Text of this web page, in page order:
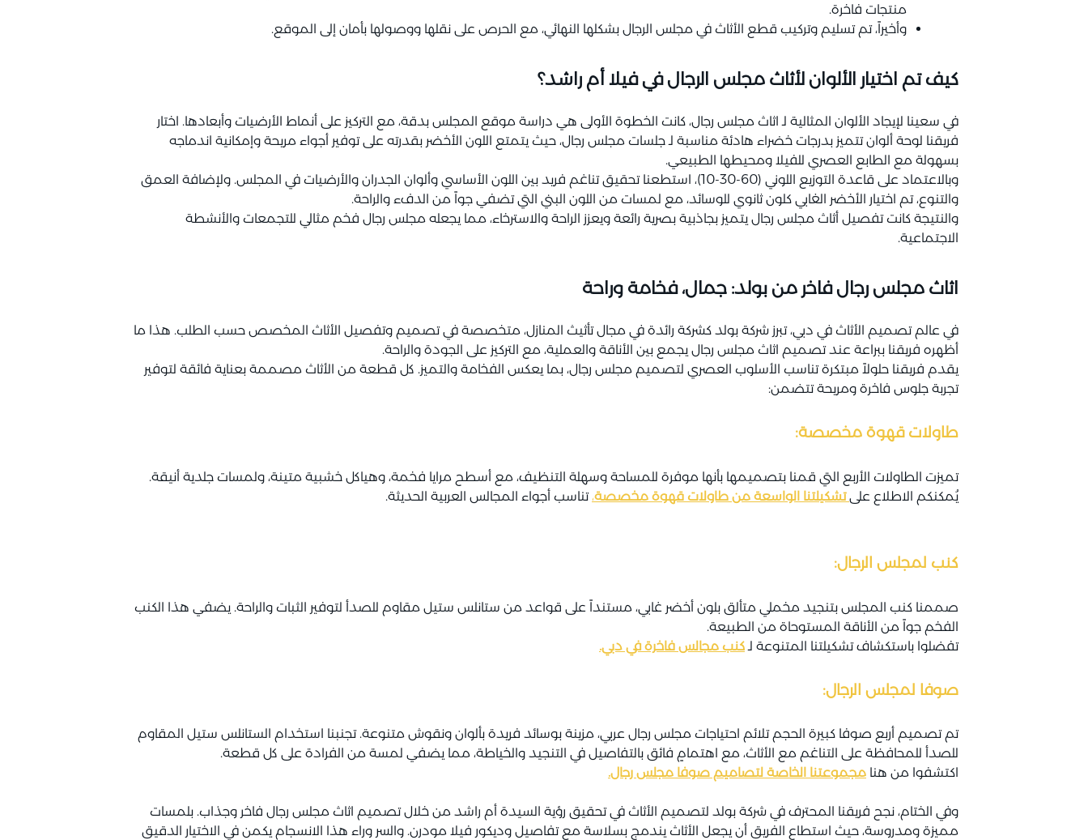
منتجات فاخرة.
وأخيراً، تم تسليم وتركيب قطع الأثاث في مجلس الرجال بشكلها النهائي، مع الحرص على نقلها ووصولها بأمان إلى الموقع.
كيف تم اختيار الألوان لأثاث مجلس الرجال في فيلا أم راشد؟
في سعينا لإيجاد الألوان المثالية لـ اثاث مجلس رجال، كانت الخطوة الأولى هي دراسة موقع المجلس بدقة، مع التركيز على أنماط الأرضيات وأبعادها. اختار
فريقنا لوحة ألوان تتميز بدرجات خضراء هادئة مناسبة لـ جلسات مجلس رجال، حيث يتمتع اللون الأخضر بقدرته على توفير أجواء مريحة وإمكانية اندماجه
بسهولة مع الطابع العصري للفيلا ومحيطها الطبيعي.
وبالاعتماد على قاعدة التوزيع اللوني (60-30-10)، استطعنا تحقيق تناغم فريد بين اللون الأساسي وألوان الجدران والأرضيات في المجلس. ولإضافة العمق
والتنوع، تم اختيار الأخضر الغابي كلون ثانوي للوسائد، مع لمسات من اللون البني التي تضفي جواً من الدفء والراحة.
والنتيجة كانت تفصيل أثاث مجلس رجال يتميز بجاذبية بصرية رائعة ويعزز الراحة والاسترخاء، مما يجعله مجلس رجال فخم مثالي للتجمعات والأنشطة
الاجتماعية.
اثاث مجلس رجال فاخر من بولد: جمال، فخامة وراحة
في عالم تصميم الأثاث في دبي، تبرز شركة بولد كشركة رائدة في مجال تأثيث المنازل، متخصصة في تصميم وتفصيل الأثاث المخصص حسب الطلب. هذا ما
أظهره فريقنا ببراعة عند تصميم اثاث مجلس رجال يجمع بين الأناقة والعملية، مع التركيز على الجودة والراحة.
يقدم فريقنا حلولاً مبتكرة تناسب الأسلوب العصري لتصميم مجلس رجال، بما يعكس الفخامة والتميز. كل قطعة من الأثاث مصممة بعناية فائقة لتوفير
تجربة جلوس فاخرة ومريحة تتضمن:
طاولات قهوة مخصصة:
تميزت الطاولات الأربع التي قمنا بتصميمها بأنها موفرة للمساحة وسهلة التنظيف، مع أسطح مرايا فخمة، وهياكل خشبية متينة، ولمسات جلدية أنيقة.
يُمكنكم الاطلاع علىتشكيلتنا الواسعة من طاولات قهوة مخصصة،تناسب أجواء المجالس العربية الحديثة.
كنب لمجلس الرجال:
صممنا كنب المجلس بتنجيد مخملي متألق بلون أخضر غابي، مستنداً على قواعد من ستانلس ستيل مقاوم للصدأ لتوفير الثبات والراحة. يضفي هذا الكنب
الفخم جواً من الأناقة المستوحاة من الطبيعة.
تفضلوا باستكشاف تشكيلتنا المتنوعة لـ كنب مجالس فاخرة في دبي.
صوفا لمجلس الرجال:
تم تصميم أربع صوفا كبيرة الحجم تلائم احتياجات مجلس رجال عربي، مزينة بوسائد فريدة بألوان ونقوش متنوعة. تجنبنا استخدام الستانلس ستيل المقاوم
للصدأ للمحافظة على التناغم مع الأثاث، مع اهتمامٍ فائق بالتفاصيل في التنجيد والخياطة، مما يضفي لمسة من الفرادة على كل قطعة.
اكتشفوا من هنا مجموعتنا الخاصة لتصاميم صوفا مجلس رجال.
وفي الختام، نجح فريقنا المحترف في شركة بولد لتصميم الأثاث في تحقيق رؤية السيدة أم راشد من خلال تصميم اثاث مجلس رجال فاخر وجذاب. بلمسات
مميزة ومدروسة، حيث استطاع الفريق أن يجعل الأثاث يندمج بسلاسة مع تفاصيل وديكور فيلا مودرن. والسر وراء هذا الانسجام يكمن في الاختيار الدقيق